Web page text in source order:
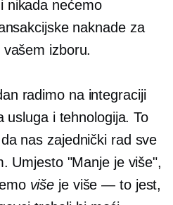
nikada nećemo
naknade za
izboru.
radimo na integraciji
usluga i tehnologija. To
nas zajednički rad sve
Umjesto "Manje je više",
više je više — to jest,